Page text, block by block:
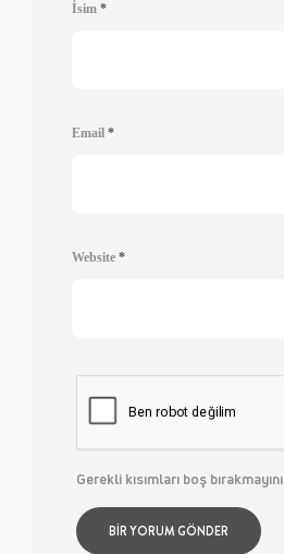
İsim *
Email *
Website *
Gerekli kısımları boş